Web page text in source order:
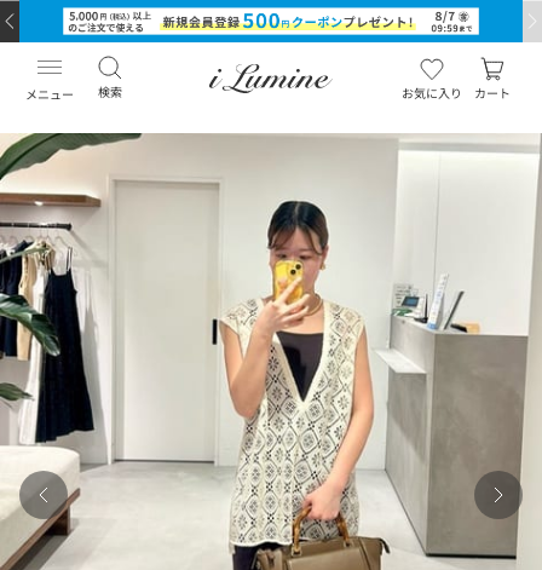
メニュー 検索 お気に入り カート